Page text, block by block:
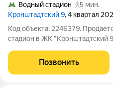
Водный стадион
5 мин.
Кронштадтский 9, 4 квартал
Код объекта: 2246379.
стадион в ЖК "Кронштадтский
сейчас в ней производится
сделать его под себя
Позвонить